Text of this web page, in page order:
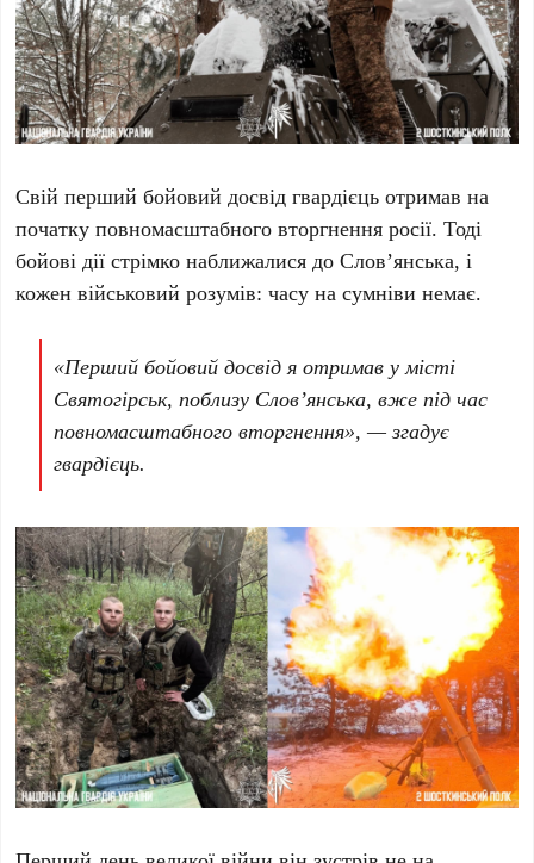
Свій перший бойовий досвід гвардієць отримав на
початку повномасштабного вторгнення росії. Тоді
бойові дії стрімко наближалися до Слов’янська, і
кожен військовий розумів: часу на сумніви немає.
«Перший бойовий досвід я отримав у місті
Святогірськ, поблизу Слов’янська, вже під час
повномасштабного вторгнення», — згадує
гвардієць.